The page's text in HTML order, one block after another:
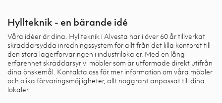
Hyllteknik - en bärande idé
Våra idéer är dina. Hyllteknik i Alvesta har i över 60 år tillverkat
skräddarsydda inredningssystem för allt från det lilla kontoret till
den stora lagerförvaringen i industrilokaler. Med en lång
erfarenhet skräddarsyr vi möbler som är utformade direkt utifrån
dina önskemål. Kontakta oss för mer information om våra möbler
och olika förvaringsmöjligheter, allt noggrant anpassat till dina
lokaler.